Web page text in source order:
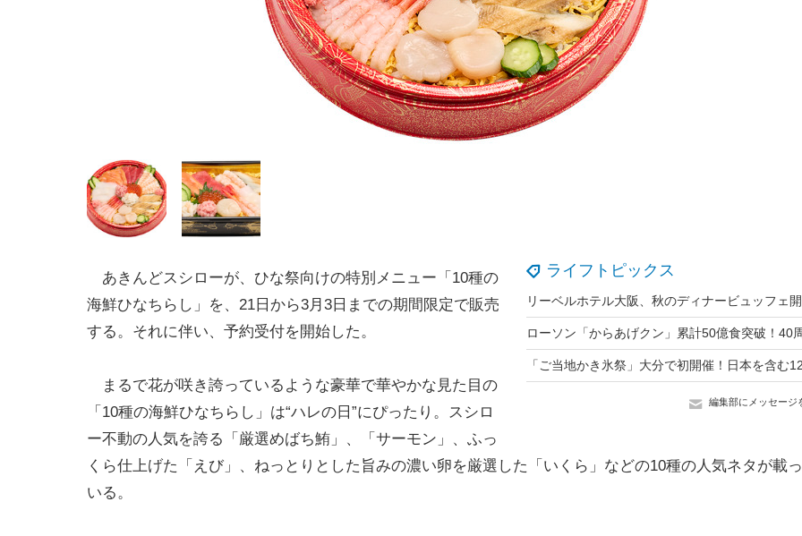
ライフトピックス
編集部にメッセージ
あきんどスシローが、ひな祭向けの特別メニュー「10種の
海鮮ひなちらし」を、21日から3月3日までの期間限定で販売
する。それに伴い、予約受付を開始した。
まるで花が咲き誇っているような豪華で華やかな見た目の
「10種の海鮮ひなちらし」は“ハレの日”にぴったり。スシロ
ー不動の人気を誇る「厳選めばち鮪」、「サーモン」、ふっ
くら仕上げた「えび」、ねっとりとした旨みの濃い卵を厳選した「いくら」などの10種の人気ネタが載
いる。